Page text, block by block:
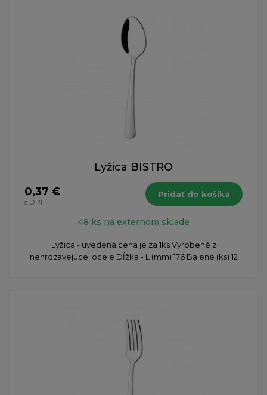
Lyžica BISTRO
0,37 €
s DPH
Pridať do košíka
48 ks na externom sklade
Lyžica - uvedená cena je za 1ks Vyrobené z
nehrdzavejúcej ocele Dĺžka - L (mm) 176 Balené (ks) 12